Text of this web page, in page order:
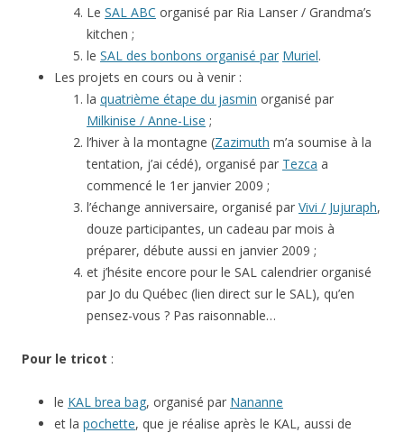
Le SAL ABC organisé par Ria Lanser / Grandma’s
kitchen ;
le SAL des bonbons organisé par Muriel.
Les projets en cours ou à venir :
la quatrième étape du jasmin organisé par
Milkinise / Anne-Lise ;
l’hiver à la montagne (Zazimuth m’a soumise à la
tentation, j’ai cédé), organisé par Tezca a
commencé le 1er janvier 2009 ;
l’échange anniversaire, organisé par Vivi / Jujuraph,
douze participantes, un cadeau par mois à
préparer, débute aussi en janvier 2009 ;
et j’hésite encore pour le SAL calendrier organisé
par Jo du Québec (lien direct sur le SAL), qu’en
pensez-vous ? Pas raisonnable…
Pour le tricot :
le KAL brea bag, organisé par Nananne
et la pochette, que je réalise après le KAL, aussi de